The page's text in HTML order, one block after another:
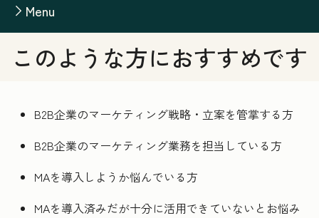
Menu
このような方におすすめです
B2B企業のマーケティング戦略・立案を管掌する方
B2B企業のマーケティング業務を担当している方
MAを導入しようか悩んでいる方
MAを導入済みだが十分に活用できていないとお悩み